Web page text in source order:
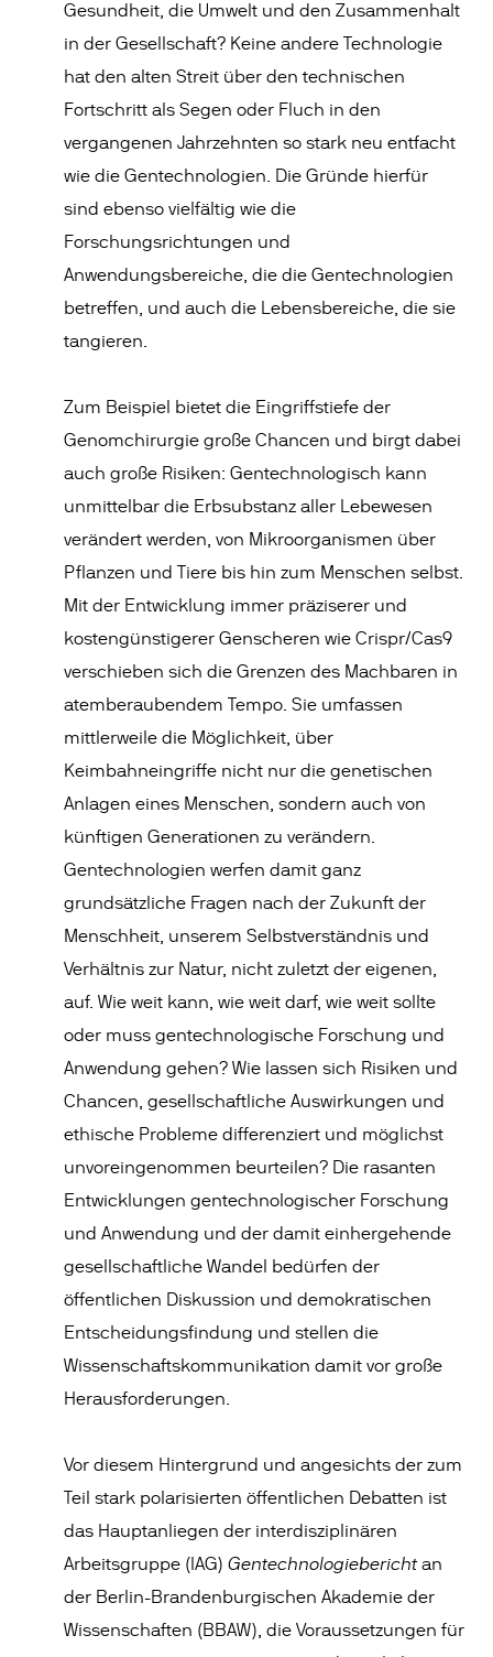
Gesundheit, die Umwelt und den Zusammenhalt
in der Gesellschaft? Keine andere Technologie
hat den alten Streit über den technischen
Fortschritt als Segen oder Fluch in den
vergangenen Jahrzehnten so stark neu entfacht
wie die Gentechnologien. Die Gründe hierfür
sind ebenso vielfältig wie die
Forschungsrichtungen und
Anwendungsbereiche, die die Gentechnologien
betreffen, und auch die Lebensbereiche, die sie
tangieren.
Zum Beispiel bietet die Eingriffstiefe der
Genomchirurgie große Chancen und birgt dabei
auch große Risiken: Gentechnologisch kann
unmittelbar die Erbsubstanz aller Lebewesen
verändert werden, von Mikroorganismen über
Pflanzen und Tiere bis hin zum Menschen selbst.
Mit der Entwicklung immer präziserer und
kostengünstigerer Genscheren wie Crispr/Cas9
verschieben sich die Grenzen des Machbaren in
atemberaubendem Tempo. Sie umfassen
mittlerweile die Möglichkeit, über
Keimbahneingriffe nicht nur die genetischen
Anlagen eines Menschen, sondern auch von
künftigen Generationen zu verändern.
Gentechnologien werfen damit ganz
grundsätzliche Fragen nach der Zukunft der
Menschheit, unserem Selbstverständnis und
Verhältnis zur Natur, nicht zuletzt der eigenen,
auf. Wie weit kann, wie weit darf, wie weit sollte
oder muss gentechnologische Forschung und
Anwendung gehen? Wie lassen sich Risiken und
Chancen, gesellschaftliche Auswirkungen und
ethische Probleme differenziert und möglichst
unvoreingenommen beurteilen? Die rasanten
Entwicklungen gentechnologischer Forschung
und Anwendung und der damit einhergehende
gesellschaftliche Wandel bedürfen der
öffentlichen Diskussion und demokratischen
Entscheidungsfindung und stellen die
Wissenschaftskommunikation damit vor große
Herausforderungen.
Vor diesem Hintergrund und angesichts der zum
Teil stark polarisierten öffentlichen Debatten ist
das Hauptanliegen der interdisziplinären
Arbeitsgruppe (IAG)Gentechnologieberichtan
der Berlin-Brandenburgischen Akademie der
Wissenschaften (BBAW), die Voraussetzungen für